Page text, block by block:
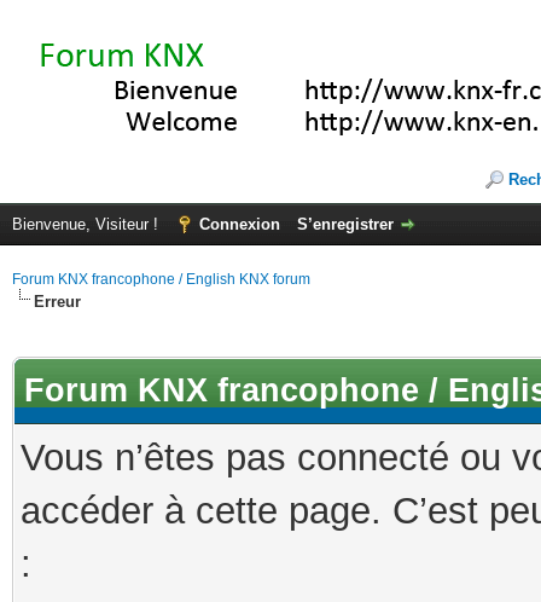
Bienvenue, Visiteur ! Connexion S’enregistrer
Forum KNX francophone / English KNX forum
Erreur
Forum KNX francophone /
Vous n’êtes pas connecté ou
accéder à cette page. C’est
: